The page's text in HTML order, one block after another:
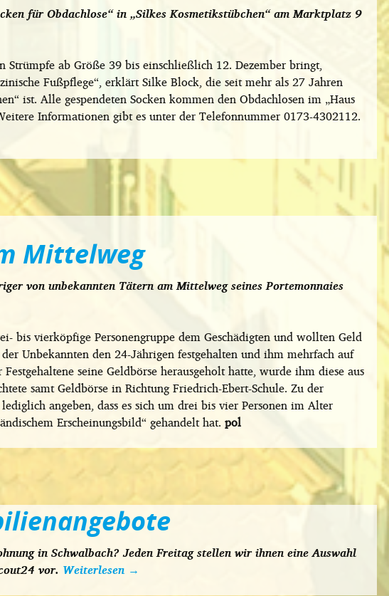
für Obdachlose“ in „Silkes Kosmetikstübchen“ am Marktplatz 9
Strümpfe ab Größe 39 bis einschließlich 12. Dezember bringt,
Fußpflege“, erklärt Silke Block, die seit mehr als 27 Jahren
ist. Alle gespendeten Socken kommen den Obdachlosen im „Haus
Informationen gibt es unter der Telefonnummer 0173-4302112.
Mittelweg
von unbekannten Tätern am Mittelweg seines Portemonnaies
bis vierköpfige Personengruppe dem Geschädigten und wollten Geld
Unbekannten den 24-Jährigen festgehalten und ihm mehrfach auf
seine Geldbörse herausgeholt hatte, wurde ihm diese aus
samt Geldbörse in Richtung Friedrich-Ebert-Schule. Zu der
angeben, dass es sich um drei bis vier Personen im Alter
Erscheinungsbild“ gehandelt hat. pol
in Schwalbach? Jeden Freitag stellen wir ihnen eine Auswahl
vor. Weiterlesen →